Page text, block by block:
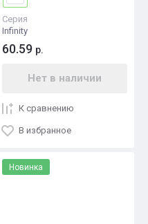
Серия
Infinity
60.59 р.
Нет в наличии
К сравнению
В избранное
Новинка